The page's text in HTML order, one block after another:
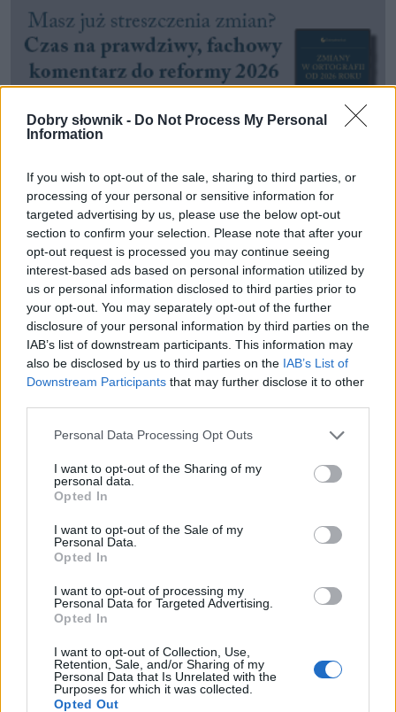
Dobry słownik - Do Not Process My Personal
Information
If you wish to opt-out of the sale, sharing to third parties, or
processing of your personal or sensitive information for
targeted advertising by us, please use the below opt-out
section to confirm your selection. Please note that after your
opt-out request is processed you may continue seeing
interest-based ads based on personal information utilized by
us or personal information disclosed to third parties prior to
your opt-out. You may separately opt-out of the further
disclosure of your personal information by third parties on the
IAB’s list of downstream participants. This information may
also be disclosed by us to third parties on the IAB’s List of
Downstream Participants that may further disclose it to other
Please note that this website/app uses one or more Google
not limited to your visit or usage behaviour. You may click to
grant or deny consent to Google and its third-party tags to
use your data for below specified purposes in below Google
consent section.
Personal Data Processing Opt Outs
I want to opt-out of the Sharing of my
personal data.
Opted In
I want to opt-out of the Sale of my
Personal Data.
Opted In
I want to opt-out of processing my
Personal Data for Targeted Advertising.
Opted In
I want to opt-out of Collection, Use,
Retention, Sale, and/or Sharing of my
Personal Data that Is Unrelated with the
Purposes for which it was collected.
Opted Out
Pozostały wątpliwości? Brakuje czegoś w haśle?
Zobacz, co zyskują abonenci Dobrego słownika.
SPRAWDŹ
Często sprawdzane
czy
faryzeuszowie
Kłopoty z bezokolicznikiem, czylizaprzysiąc zaprzysięgnąć
zaprzysiężyć
— Co to zaęsi?
do syta— Skąd taka forma
Mogą Cię zainteresować również hasła